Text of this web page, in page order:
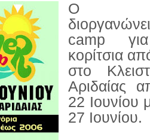
Ο
camp
κορίτσια
στο
Αριδαίας
22 Ιουνίου
27 Ιουνίου.